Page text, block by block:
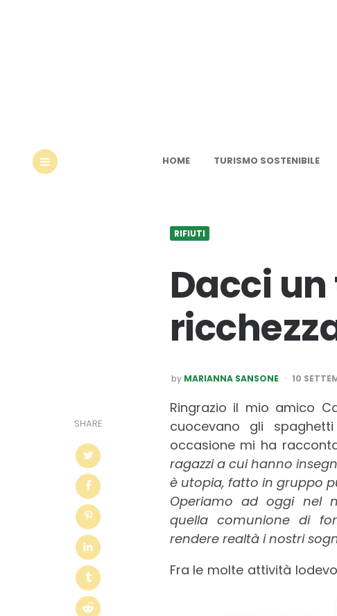
HOME TURISMO SOSTENIBILE
RIFIUTI
Dacci
POSTED
BY
by MARIANNA SANSONE 10
SHARE
Ringrazio il mio amico
cuocevano gli
occasione mi ha
ragazzi a cui hanno
è utopia, fatto in gruppo
Operiamo ad oggi nel
quella comunione di
rendere realtà i nostri
Fra le molte attività